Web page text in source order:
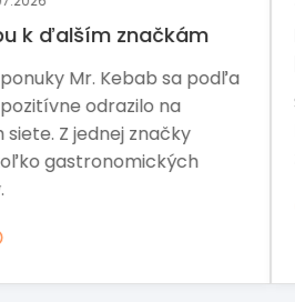
Muž, ktorý pomohol
Slávnu franšízu čaká
Nový vlastník chce
značky aj jej silnejšiu